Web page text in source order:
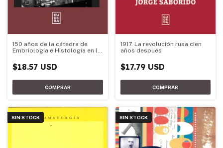
150 años de la cátedra de
Embriología e Histología en la
UBA
$18.57 USD
1917. La revolución rusa cien
años después
$17.79 USD
SIN STOCK SIN STOCK